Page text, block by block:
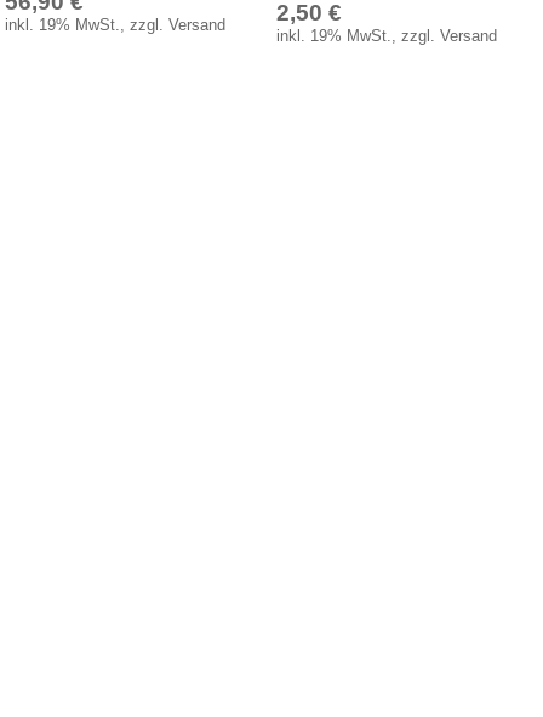
inkl. 19% MwSt., zzgl. Versand 2,50 €
inkl. 19% MwSt., zzgl. Versand